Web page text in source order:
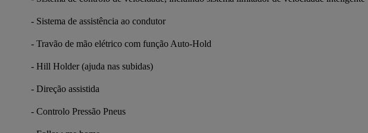
- Sistema de assistência ao condutor
- Travão de mão elétrico com função Auto-Hold
- Hill Holder (ajuda nas subidas)
- Direção assistida
- Controlo Pressão Pneus